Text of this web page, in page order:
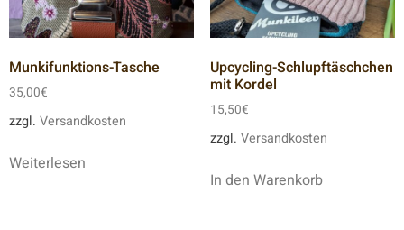
Munkifunktions-Tasche
35,00€
zzgl. Versandkosten
Weiterlesen
Upcycling-Schlupftäschchen
mit Kordel
15,50€
zzgl. Versandkosten
In den Warenkorb